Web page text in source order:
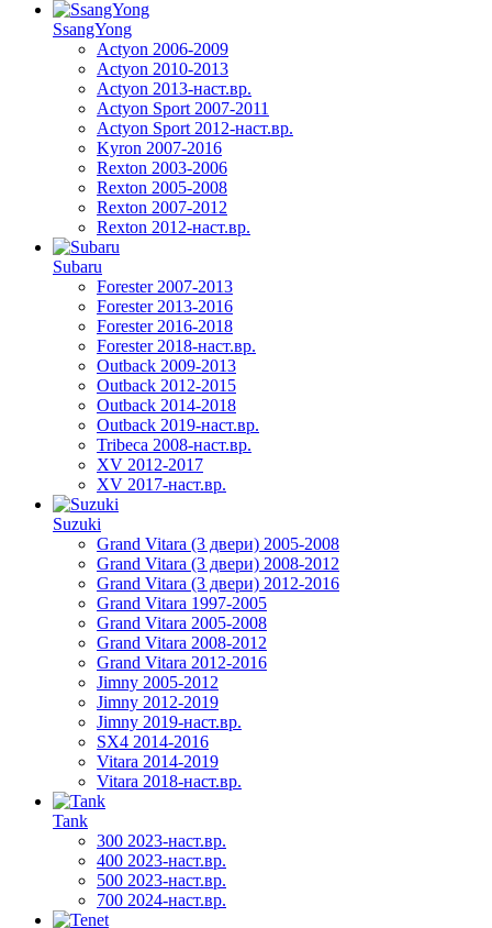
SsangYong
Actyon 2006-2009
Actyon 2010-2013
Actyon 2013-наст.вр.
Actyon Sport 2007-2011
Actyon Sport 2012-наст.вр.
Kyron 2007-2016
Rexton 2003-2006
Rexton 2005-2008
Rexton 2007-2012
Rexton 2012-наст.вр.
Subaru
Forester 2007-2013
Forester 2013-2016
Forester 2016-2018
Forester 2018-наст.вр.
Outback 2009-2013
Outback 2012-2015
Outback 2014-2018
Outback 2019-наст.вр.
Tribeca 2008-наст.вр.
XV 2012-2017
XV 2017-наст.вр.
Suzuki
Grand Vitara (3 двери) 2005-2008
Grand Vitara (3 двери) 2008-2012
Grand Vitara (3 двери) 2012-2016
Grand Vitara 1997-2005
Grand Vitara 2005-2008
Grand Vitara 2008-2012
Grand Vitara 2012-2016
Jimny 2005-2012
Jimny 2012-2019
Jimny 2019-наст.вр.
SX4 2014-2016
Vitara 2014-2019
Vitara 2018-наст.вр.
Tank
300 2023-наст.вр.
400 2023-наст.вр.
500 2023-наст.вр.
700 2024-наст.вр.